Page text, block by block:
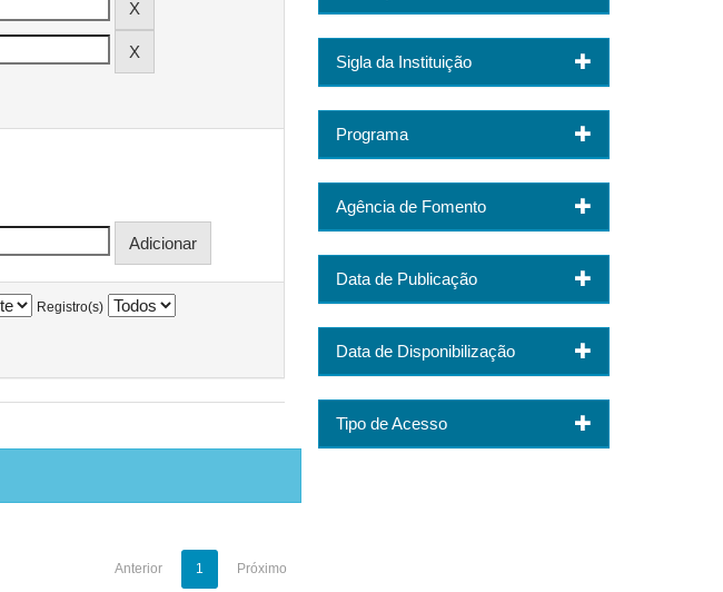
Registro(s)
Anterior 1 Próximo
Sigla da Instituição
Programa
Agência de Fomento
Data de Publicação
Data de Disponibilização
Tipo de Acesso